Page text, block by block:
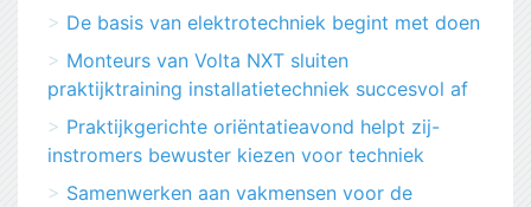
De basis van elektrotechniek begint met doen
Monteurs van Volta NXT sluiten
praktijktraining installatietechniek succesvol af
Praktijkgerichte oriëntatieavond helpt zij-
instromers bewuster kiezen voor techniek
Samenwerken aan vakmensen voor de